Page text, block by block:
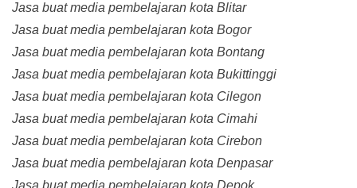
Jasa buat media pembelajaran kota Blitar
Jasa buat media pembelajaran kota Bogor
Jasa buat media pembelajaran kota Bontang
Jasa buat media pembelajaran kota Bukittinggi
Jasa buat media pembelajaran kota Cilegon
Jasa buat media pembelajaran kota Cimahi
Jasa buat media pembelajaran kota Cirebon
Jasa buat media pembelajaran kota Denpasar